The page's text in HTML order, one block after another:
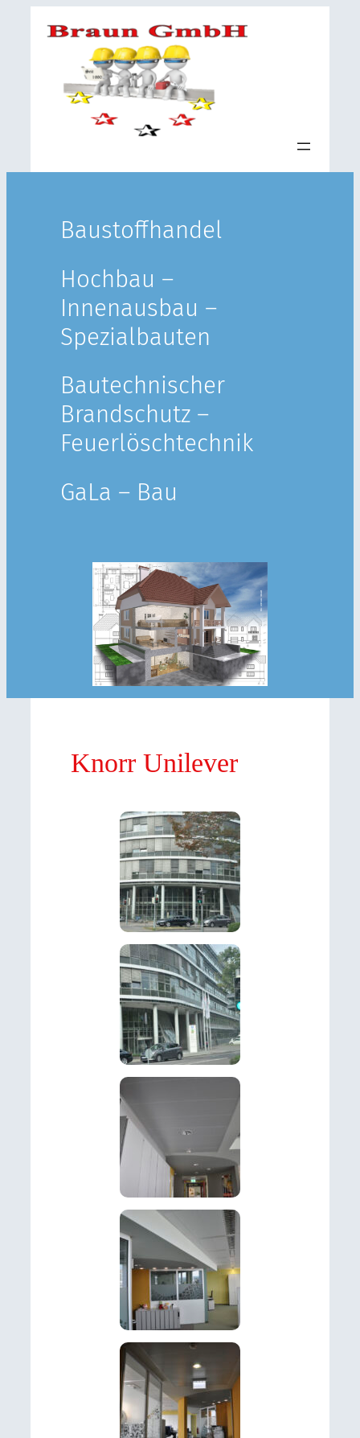
Baustoffhandel
Hochbau –
Innenausbau –
Spezialbauten
Bautechnischer
Brandschutz –
Feuerlöschtechnik
GaLa – Bau
Knorr Unilever